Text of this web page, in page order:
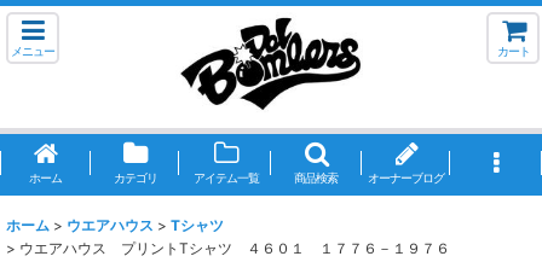
メニュー カート
ホーム カテゴリ アイテム一覧 商品検索 オーナーブログ
ホーム > ウエアハウス > Tシャツ
> ウエアハウス プリントTシャツ ４６０１ １７７６－１９７６